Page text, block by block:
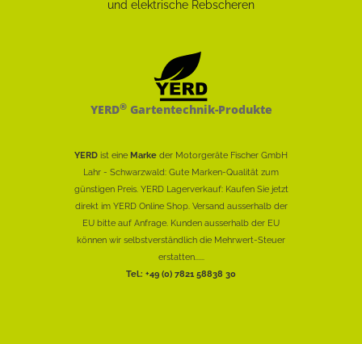
YERD®Gartentechnik-Produkte
YERD ist eine Marke der Motorgeräte Fischer GmbH
Lahr - Schwarzwald: Gute Marken-Qualität zum
günstigen Preis. YERD Lagerverkauf: Kaufen Sie jetzt
direkt im YERD Online Shop. Versand ausserhalb der
EU bitte auf Anfrage. Kunden ausserhalb der EU
können wir selbstverständlich die Mehrwert-Steuer
erstatten......
Tel.: +49 (0) 7821 58838 30